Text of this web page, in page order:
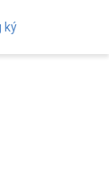
ký